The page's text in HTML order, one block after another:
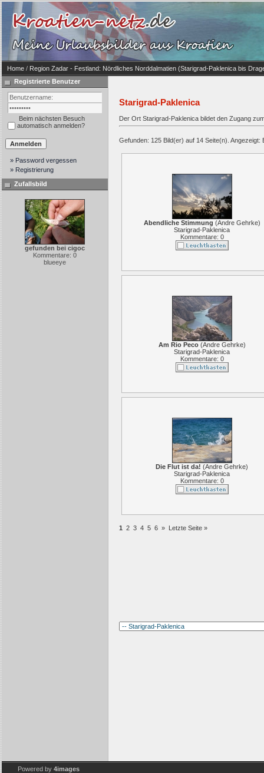
Home / Region Zadar - Festland: Nördliches Norddalmatien (Starigrad-Paklenica bis
Registrierte Benutzer
Beim nächsten Besuch
automatisch anmelden?
» Password vergessen
» Registrierung
Zufallsbild
gefunden bei cigoc
Kommentare: 0
blueeye
Starigrad-Paklenica
Der Ort Starigrad-Paklenica bildet den Zugang
Gefunden: 125 Bild(er) auf 14 Seite(n). Angezeigt:
Abendliche Stimmung (Andre Gehrke)
Starigrad-Paklenica
Kommentare: 0
Am Rio Peco(Andre Gehrke)
Starigrad-Paklenica
Kommentare: 0
Die Flut ist da! (Andre Gehrke)
Starigrad-Paklenica
Kommentare: 0
1 2 3 4 5 6 » Letzte Seite »
Powered by 4images